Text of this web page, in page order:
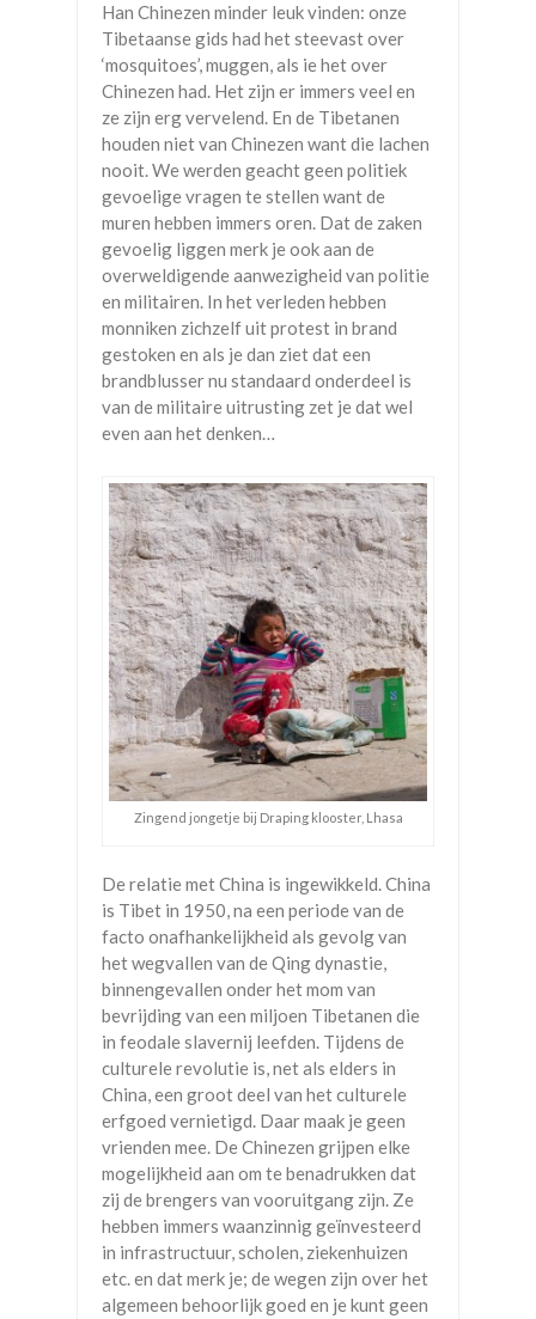
Han Chinezen minder leuk vinden: onze
Tibetaanse gids had het steevast over
‘mosquitoes’, muggen, als ie het over
Chinezen had. Het zijn er immers veel en
ze zijn erg vervelend. En de Tibetanen
houden niet van Chinezen want die lachen
nooit. We werden geacht geen politiek
gevoelige vragen te stellen want de
muren hebben immers oren. Dat de zaken
gevoelig liggen merk je ook aan de
overweldigende aanwezigheid van politie
en militairen. In het verleden hebben
monniken zichzelf uit protest in brand
gestoken en als je dan ziet dat een
brandblusser nu standaard onderdeel is
van de militaire uitrusting zet je dat wel
even aan het denken…
Zingend jongetje bij Draping klooster, Lhasa
De relatie met China is ingewikkeld. China
is Tibet in 1950, na een periode van de
facto onafhankelijkheid als gevolg van
het wegvallen van de Qing dynastie,
binnengevallen onder het mom van
bevrijding van een miljoen Tibetanen die
in feodale slavernij leefden. Tijdens de
culturele revolutie is, net als elders in
China, een groot deel van het culturele
erfgoed vernietigd. Daar maak je geen
vrienden mee. De Chinezen grijpen elke
mogelijkheid aan om te benadrukken dat
zij de brengers van vooruitgang zijn. Ze
hebben immers waanzinnig geïnvesteerd
in infrastructuur, scholen, ziekenhuizen
etc. en dat merk je; de wegen zijn over het
algemeen behoorlijk goed en je kunt geen